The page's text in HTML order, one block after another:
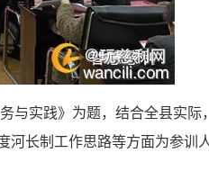
实践》为题，结合全县实际
河长制工作思路等方面为参训